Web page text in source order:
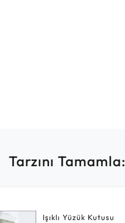
Tarzını Tamamla:
Işıklı Yüzük Kutusu